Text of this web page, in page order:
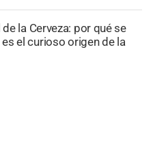
la Cerveza: por qué se
el curioso origen de la